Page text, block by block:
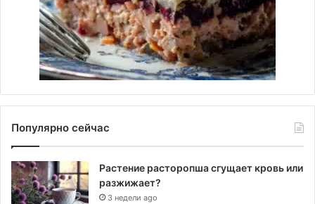
Популярно сейчас
Растение расторопша сгущает кровь или
разжижает?
3 недели ago